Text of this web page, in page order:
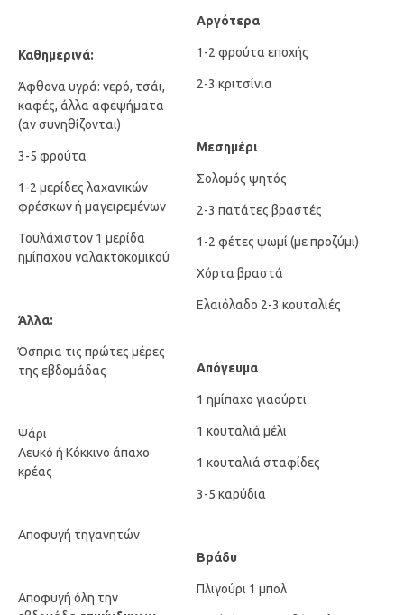
Καθημερινά:
Άφθονα υγρά: νερό, τσάι,
καφές, άλλα αφεψήματα
(αν συνηθίζονται)
3-5 φρούτα
1-2 μερίδες λαχανικών
φρέσκων ή μαγειρεμένων
Τουλάχιστον 1 μερίδα
ημίπαχου γαλακτοκομικού
Άλλα:
Όσπρια τις πρώτες μέρες
της εβδομάδας
Ψάρι
Λευκό ή Κόκκινο άπαχο
κρέας
Αποφυγή τηγανητών
Αποφυγή όλη την
Αργότερα
1-2 φρούτα εποχής
2-3 κριτσίνια
Μεσημέρι
Σολομός ψητός
2-3 πατάτες βραστές
1-2 φέτες ψωμί (με προζύμι)
Χόρτα βραστά
Ελαιόλαδο 2-3 κουταλιές
Απόγευμα
1 ημίπαχο γιαούρτι
1 κουταλιά μέλι
1 κουταλιά σταφίδες
3-5 καρύδια
Βράδυ
Πλιγούρι 1 μπολ